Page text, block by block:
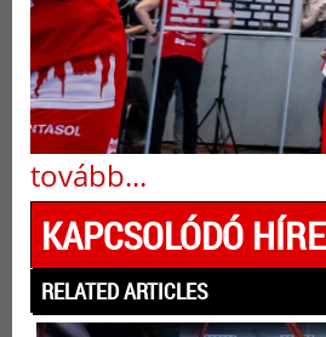
tovább...
KAPCSOLÓDÓ
RELATED ARTICLES